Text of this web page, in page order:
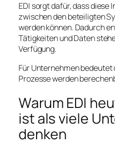
EDI sorgt dafür, dass
zwischen den beteiligten
werden können. Dadurch
Tätigkeiten und Daten
Verfügung.
Für Unternehmen bedeutet
Prozesse werden
Warum EDI
ist als viele
denken